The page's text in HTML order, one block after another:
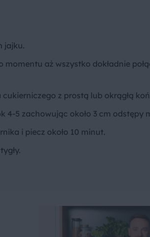
jajku.
aż wszystko dokładnie
z prostą lub okrągłą
4-5 zachowując około 3 cm odstępy
i piecz około 10 minut.